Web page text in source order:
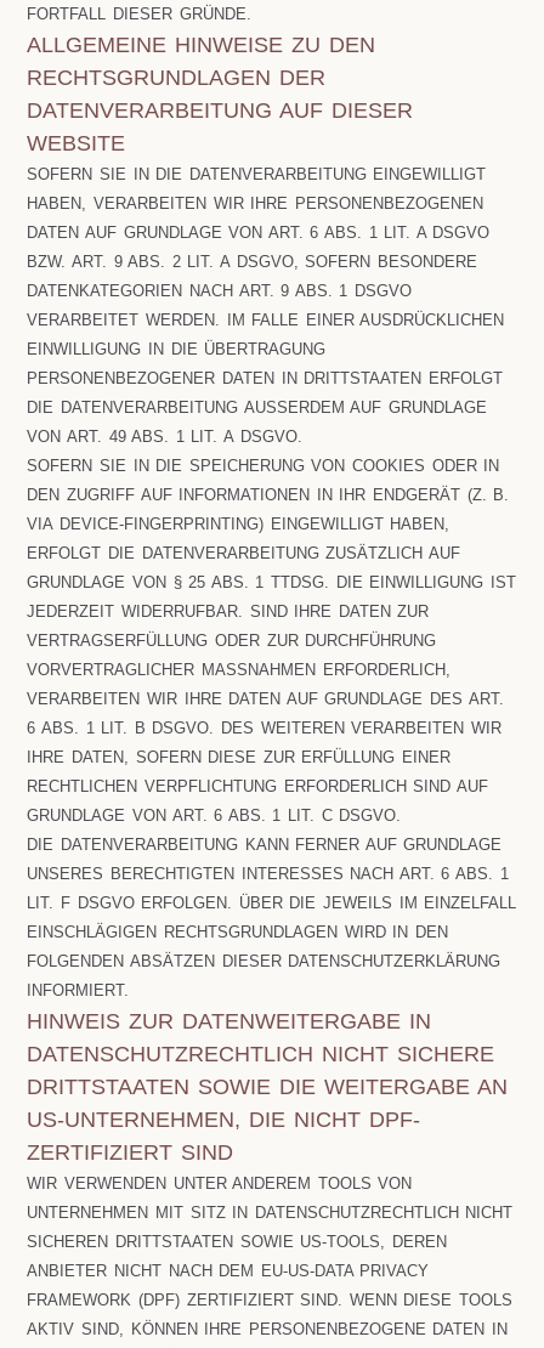
FORTFALL DIESER GRÜNDE.
ALLGEMEINE HINWEISE ZU DEN
RECHTSGRUNDLAGEN DER
DATENVERARBEITUNG AUF DIESER
WEBSITE
SOFERN SIE IN DIE DATENVERARBEITUNG EINGEWILLIGT
HABEN, VERARBEITEN WIR IHRE PERSONENBEZOGENEN
DATEN AUF GRUNDLAGE VON ART. 6 ABS. 1 LIT. A DSGVO
BZW. ART. 9 ABS. 2 LIT. A DSGVO, SOFERN BESONDERE
DATENKATEGORIEN NACH ART. 9 ABS. 1 DSGVO
VERARBEITET WERDEN. IM FALLE EINER AUSDRÜCKLICHEN
EINWILLIGUNG IN DIE ÜBERTRAGUNG
PERSONENBEZOGENER DATEN IN DRITTSTAATEN ERFOLGT
DIE DATENVERARBEITUNG AUSSERDEM AUF GRUNDLAGE V
ON ART. 49 ABS. 1 LIT. A DSGVO.
SOFERN SIE IN DIE SPEICHERUNG VON COOKIES ODER IN
DEN ZUGRIFF AUF INFORMATIONEN IN IHR ENDGERÄT (Z. B.
VIA DEVICE-FINGERPRINTING) EINGEWILLIGT HABEN,
ERFOLGT DIE DATENVERARBEITUNG ZUSÄTZLICH AUF
GRUNDLAGE VON § 25 ABS. 1 TTDSG. DIE EINWILLIGUNG IST
JEDERZEIT WIDERRUFBAR. SIND IHRE DATEN ZUR
VERTRAGSERFÜLLUNG ODER ZUR DURCHFÜHRUNG
VORVERTRAGLICHER MASSNAHMEN ERFORDERLICH, V
ERARBEITEN WIR IHRE DATEN AUF GRUNDLAGE DES ART. 6
ABS. 1 LIT. B DSGVO. DES WEITEREN VERARBEITEN WIR I
HRE DATEN, SOFERN DIESE ZUR ERFÜLLUNG EINER R
ECHTLICHEN VERPFLICHTUNG ERFORDERLICH SIND AUF G
RUNDLAGE VON ART. 6 ABS. 1 LIT. C DSGVO.
DIE DATENVERARBEITUNG KANN FERNER AUF GRUNDLAGE
UNSERES BERECHTIGTEN INTERESSES NACH ART. 6 ABS. 1
LIT. F DSGVO ERFOLGEN. ÜBER DIE JEWEILS IM EINZELFALL
EINSCHLÄGIGEN RECHTSGRUNDLAGEN WIRD IN DEN
FOLGENDEN ABSÄTZEN DIESER DATENSCHUTZERKLÄRUNG
INFORMIERT.
HINWEIS ZUR DATENWEITERGABE IN
DATENSCHUTZRECHTLICH NICHT SICHERE
DRITTSTAATEN SOWIE DIE WEITERGABE AN
US-UNTERNEHMEN, DIE NICHT DPF-
ZERTIFIZIERT SIND
WIR VERWENDEN UNTER ANDEREM TOOLS VON
UNTERNEHMEN MIT SITZ IN DATENSCHUTZRECHTLICH NICHT
SICHEREN DRITTSTAATEN SOWIE US-TOOLS, DEREN
ANBIETER NICHT NACH DEM EU-US-DATA PRIVACY
FRAMEWORK (DPF) ZERTIFIZIERT SIND. WENN DIESE TOOLS
AKTIV SIND, KÖNNEN IHRE PERSONENBEZOGENE DATEN IN